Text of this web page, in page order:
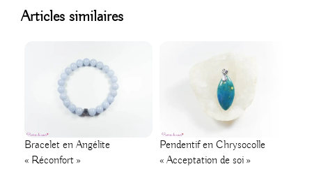
Articles similaires
Bracelet en Angélite
« Réconfort »
Pendentif en Chrysocolle
« Acceptation de soi »